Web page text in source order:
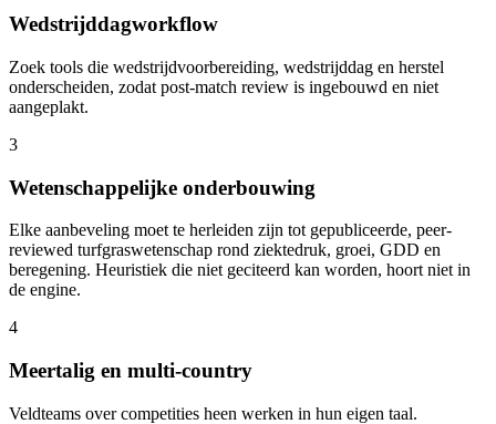
Wedstrijddagworkflow
Zoek tools die wedstrijdvoorbereiding, wedstrijddag en herstel
onderscheiden, zodat post-match review is ingebouwd en niet
aangeplakt.
3
Wetenschappelijke onderbouwing
Elke aanbeveling moet te herleiden zijn tot gepubliceerde, peer-
reviewed turfgraswetenschap rond ziektedruk, groei, GDD en
beregening. Heuristiek die niet geciteerd kan worden, hoort niet in
de engine.
4
Meertalig en multi-country
Veldteams over competities heen werken in hun eigen taal.